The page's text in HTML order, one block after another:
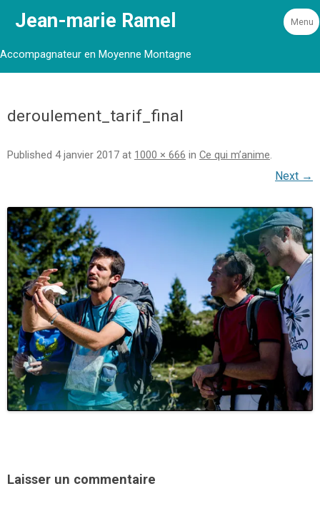
Jean-marie Ramel
Accompagnateur en Moyenne Montagne
Menu
deroulement_tarif_final
Published 4 janvier 2017 at 1000 × 666 in Ce qui m’anime.
Next →
Laisser un commentaire